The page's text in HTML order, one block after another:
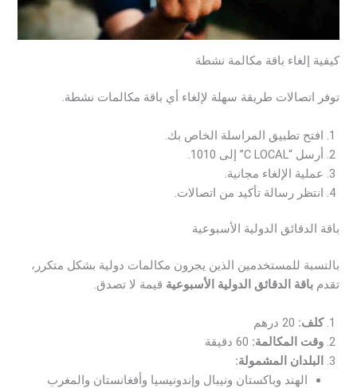
كيفية إلغاء باقة مكالمة نشطة
توفر اتصالات طريقة سهلة لإلغاء أي باقة مكالمات نشطة.
افتح تطبيق المراسلة الخاص بك.
أرسل “C LOCAL” إلى 1010.
عملية الإلغاء مجانية.
انتظر رسالة تأكيد من اتصالات.
باقة الدقائق الدولية الأسبوعية
بالنسبة للمستخدمين الذين يجرون مكالمات دولية بشكل متكرر،
تقدمباقة الدقائق الدولية الأسبوعية قيمة لا تصدق.
كلف:
وقت المكالمة:
البلدان المشمولة:
الهند وباكستان ونيبال وإندونيسيا وأفغانستان والمغرب